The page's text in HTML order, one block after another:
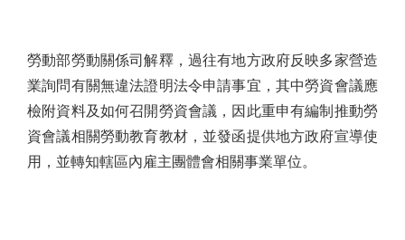
勞動部勞動關係司解釋，過往有地方政府反映多家營造
業詢問有關無違法證明法令申請事宜，其中勞資會議應
檢附資料及如何召開勞資會議，因此重申有編制推動勞
資會議相關勞動教育教材，並發函提供地方政府宣導使
用，並轉知轄區內雇主團體會相關事業單位。